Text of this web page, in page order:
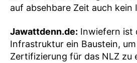
auf absehbare Zeit auch kein
Jawattdenn.de: Inwiefern ist
Infrastruktur ein Baustein,
Zertifizierung für das NLZ zu